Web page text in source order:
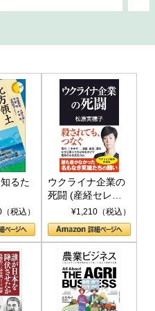
るた
税込）
ウクライナ企業の
死闘 (産経セレク
ト S 039)¥1,210（税込）